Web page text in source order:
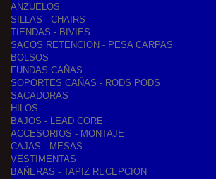
ANZUELOS
SILLAS - CHAIRS
TIENDAS - BIVIES
SACOS RETENCION - PESA CARPAS
BOLSOS
FUNDAS CAÑAS
SOPORTES CAÑAS - RODS PODS
SACADORAS
HILOS
BAJOS - LEAD CORE
ACCESORIOS - MONTAJE
CAJAS - MESAS
VESTIMENTAS
BAÑERAS - TAPIZ RECEPCION